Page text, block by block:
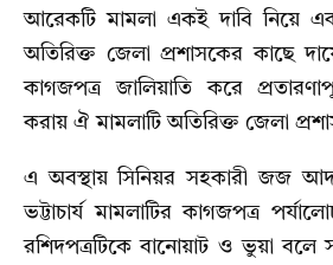
আরেকটি মামলা একই দাবি নিয়ে
অতিরিক্ত জেলা প্রশাসকের কাছে
কাগজপত্র জালিয়াতি করে
করায় ঐ মামলাটি অতিরিক্ত জেলা
এ অবস্থায় সিনিয়র সহকারী জজ
ভট্টাচার্য মামলাটির কাগজপত্র
রশিদপত্রটিকে বানোয়াট ও ভুয়া